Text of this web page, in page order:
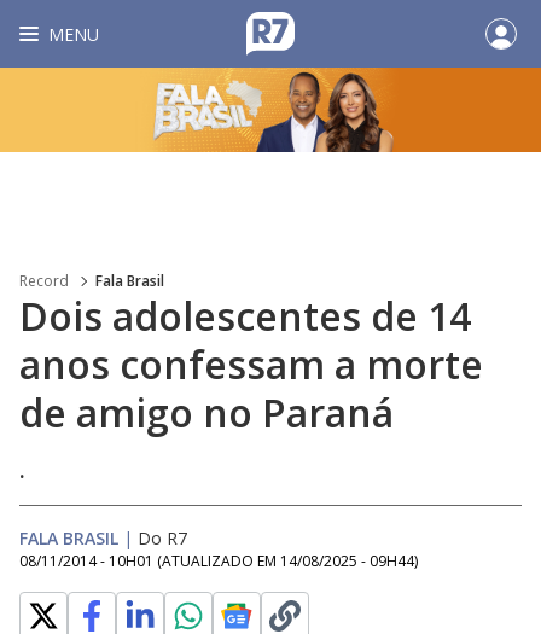
MENU
Record Fala Brasil
Dois adolescentes de 14
anos confessam a morte
de amigo no Paraná
.
FALA BRASIL | Do R7
08/11/2014 - 10H01 (ATUALIZADO EM 14/08/2025 - 09H44)